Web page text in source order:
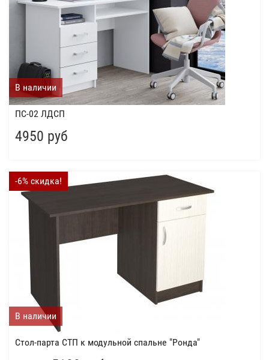
В наличии
ПС-02 ЛДСП
4950 руб
-6% скидка!
В наличии
Стол-парта СТП к модульной спальне "Ронда"